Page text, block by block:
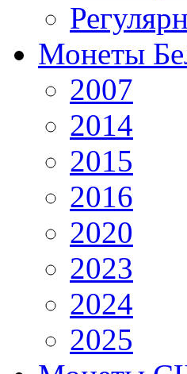
Монеты
2007
2014
2015
2016
2020
2023
2024
2025